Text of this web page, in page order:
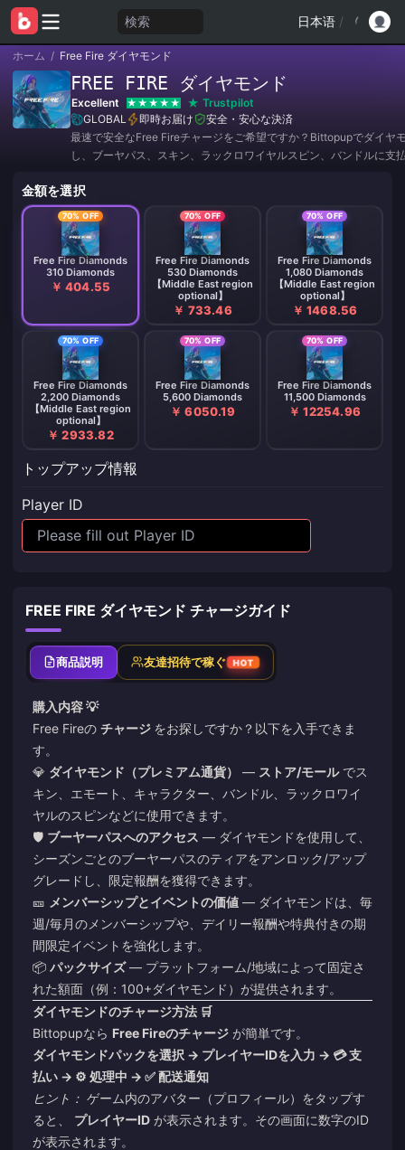
検索 日本语 /
ホーム / Free Fire ダイヤモンド
FREE FIRE ダイヤモンド
Excellent
Trustpilot
GLOBAL
即時お届け
安全・安心な決済
最速で安全なFree Fireチャージをご希望ですか？Bittopupでダイヤ
し、ブーヤパス、スキン、ラックロワイヤルスピン、バンドルに支
金額を選択
70% OFF
Free Fire Diamonds
310 Diamonds
￥ 404.55
70% OFF
Free Fire Diamonds
530 Diamonds
【Middle East region
optional】
￥ 733.46
70% OFF
Free Fire Diamonds
1,080 Diamonds
【Middle East region
optional】
￥ 1468.56
70% OFF
Free Fire Diamonds
2,200 Diamonds
【Middle East region
optional】
￥ 2933.82
70% OFF
Free Fire Diamonds
5,600 Diamonds
￥ 6050.19
70% OFF
Free Fire Diamonds
11,500 Diamonds
￥ 12254.96
トップアップ情報
Player ID
FREE FIRE ダイヤモンド チャージガイド
商品説明 友達招待で稼ぐ HOT
購入内容 💡
Free Fireの チャージ をお探しですか？以下を入手できま
す。
💎 ダイヤモンド（プレミアム通貨） — ストア/モールでス
キン、エモート、キャラクター、バンドル、ラックロワイ
ヤルのスピンなどに使用できます。
🛡️ ブーヤーパスへのアクセス — ダイヤモンドを使用して、
シーズンごとのブーヤーパスのティアをアンロック/アップ
グレードし、限定報酬を獲得できます。
🎫 メンバーシップとイベントの価値 — ダイヤモンドは、毎
週/毎月のメンバーシップや、デイリー報酬や特典付きの期
間限定イベントを強化します。
📦 パックサイズ— プラットフォーム/地域によって固定さ
れた額面（例：100+ダイヤモンド）が提供されます。
ダイヤモンドのチャージ方法 🛒
Bittopupなら Free Fireのチャージ が簡単です。
ダイヤモンドパックを選択 → プレイヤーIDを入力 → 💳 支
払い → ⚙️ 処理中 → ✅ 配送通知
ヒント： ゲーム内のアバター（プロフィール）をタップす
ると、 プレイヤーID が表示されます。その画面に数字のID
が表示されます。